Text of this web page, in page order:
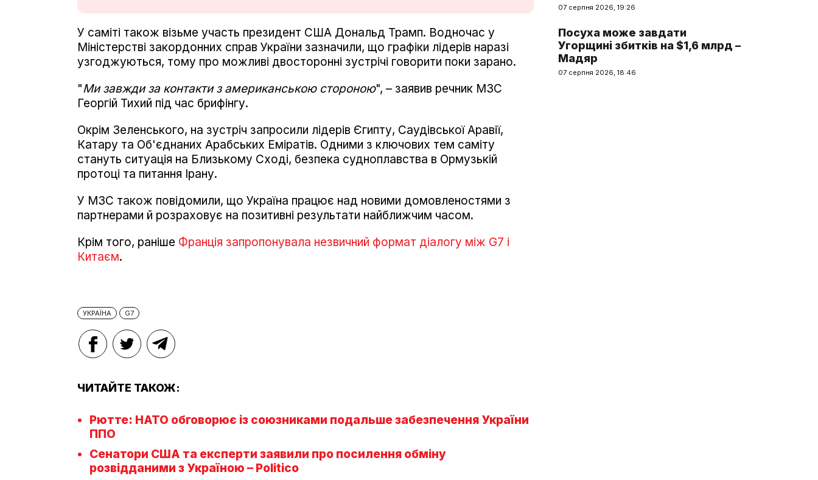
У саміті також візьме участь президент США Дональд Трамп. Водночас у
Міністерстві закордонних справ України зазначили, що графіки лідерів наразі
узгоджуються, тому про можливі двосторонні зустрічі говорити поки зарано.
"Ми завжди за контакти з американською стороною", – заявив речник МЗС
Георгій Тихий під час брифінгу.
Окрім Зеленського, на зустріч запросили лідерів Єгипту, Саудівської Аравії,
Катару та Об'єднаних Арабських Еміратів. Одними з ключових тем саміту
стануть ситуація на Близькому Сході, безпека судноплавства в Ормузькій
протоці та питання Ірану.
У МЗС також повідомили, що Україна працює над новими домовленостями з
партнерами й розраховує на позитивні результати найближчим часом.
Крім того, раніше Франція запропонувала незвичний формат діалогу між G7 і
Китаєм.
УКРАЇНА G7
ЧИТАЙТЕ ТАКОЖ:
Рютте: НАТО обговорює із союзниками подальше забезпечення України
ППО
Сенатори США та експерти заявили про посилення обміну
розвідданими з Україною – Politico
07 серпня 2026, 19:26
Посуха може завдати
Угорщині збитків на $1,6 млрд –
Мадяр
07 серпня 2026, 18:46